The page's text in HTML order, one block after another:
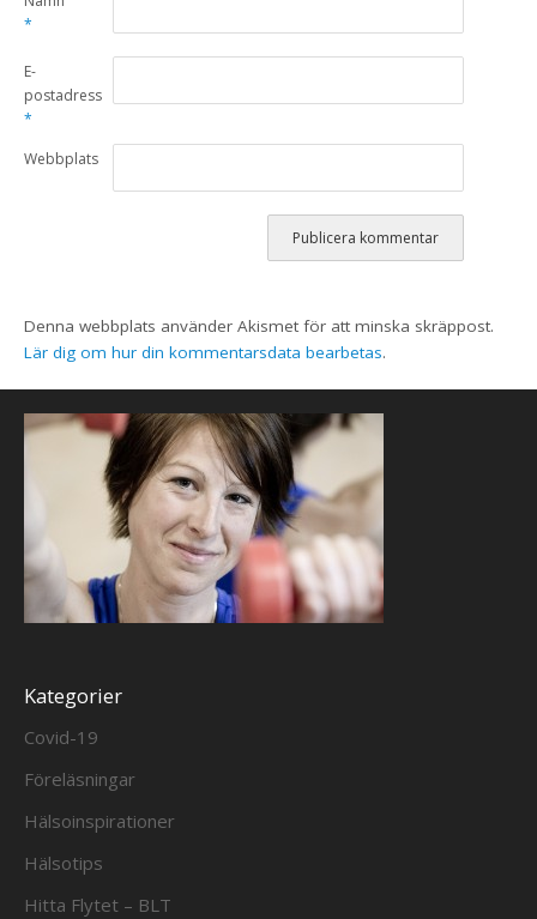
*
E-
postadress
*
Webbplats
Denna webbplats använder Akismet för att minska skräppost.
Lär dig om hur din kommentarsdata bearbetas.
Kategorier
Covid-19
Föreläsningar
Hälsoinspirationer
Hälsotips
Hitta Flytet – BLT